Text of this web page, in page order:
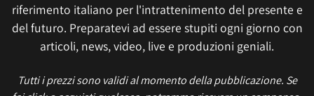
riferimento italiano per l'intrattenimento del presente e
del futuro. Preparatevi ad essere stupiti ogni giorno con
articoli, news, video, live e produzioni geniali.
Tutti i prezzi sono validi al momento della pubblicazione. Se